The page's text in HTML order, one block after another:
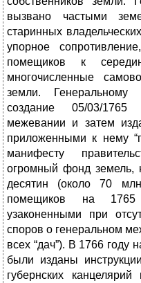
вызвано частыми
старинных
упорное
помещиков к
многочисленные
земли. Генеральному
создание 05/03/
межевании и затем
приложенными к нему
манифесту
огромный фонд земель,
десятин (около 70
помещиков на
узаконенными при
споров о генеральном
всех “дач”). В 1766 году
были изданы
губернских